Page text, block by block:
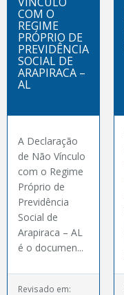
COM O
REGIME
PRÓPRIO DE
PREVIDÊNCIA
SOCIAL DE
ARAPIRACA –
AL
A Declaração
de Não Vínculo
com o Regime
Próprio de
Previdência
Social de
Arapiraca – AL
é o documen...
Revisado em: